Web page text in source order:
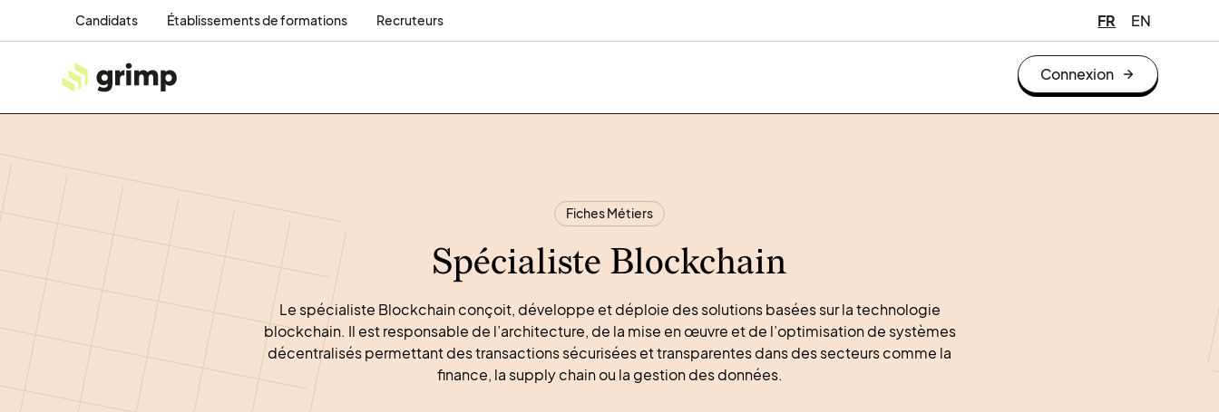
Candidats Établissements de formations Recruteurs FR EN
Connexion
Fiches Métiers
Spécialiste Blockchain
Le spécialiste Blockchain conçoit, développe et déploie des solutions basées sur la technologie
blockchain. Il est responsable de l’architecture, de la mise en œuvre et de l’optimisation de systèmes
décentralisés permettant des transactions sécurisées et transparentes dans des secteurs comme la
finance, la supply chain ou la gestion des données.